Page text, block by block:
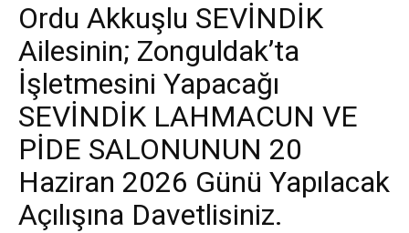
Ordu Akkuşlu SEVİNDİK
Ailesinin; Zonguldak’ta
İşletmesini Yapacağı
SEVİNDİK LAHMACUN VE
PİDE SALONUNUN 20
Haziran 2026 Günü Yapılacak
Açılışına Davetlisiniz.